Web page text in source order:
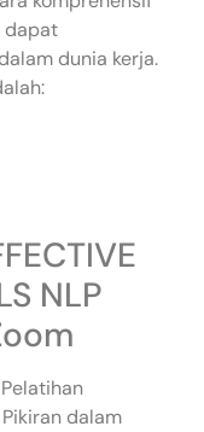
dapat
dunia kerja.
NLP
dalam